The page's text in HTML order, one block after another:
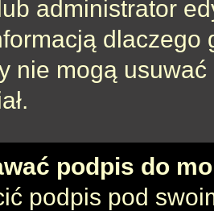
administrator
nie mogą
podpis do
podpis pod